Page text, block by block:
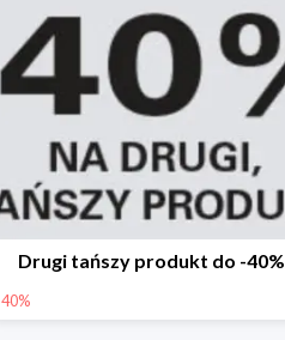
Drugi tańszy produkt do -40%
40%